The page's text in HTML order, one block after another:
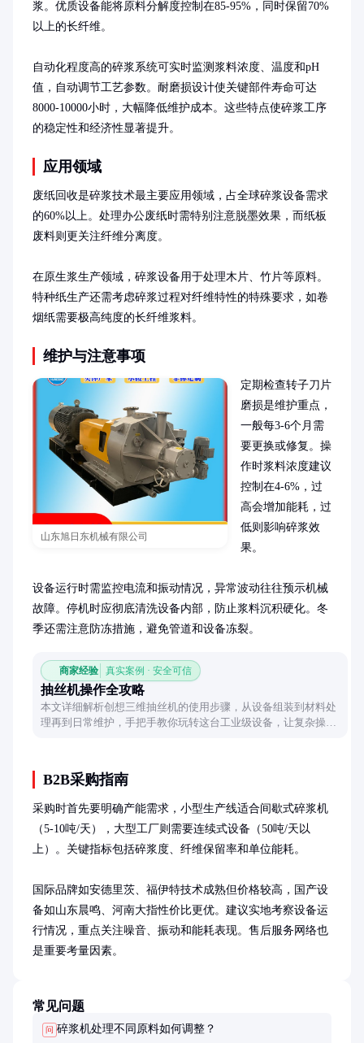
浆。优质设备能将原料分解度控制在85-95%，同时保留70%
以上的长纤维。
自动化程度高的碎浆系统可实时监测浆料浓度、温度和pH
值，自动调节工艺参数。耐磨损设计使关键部件寿命可达
8000-10000小时，大幅降低维护成本。这些特点使碎浆工序
的稳定性和经济性显著提升。
应用领域
废纸回收是碎浆技术最主要应用领域，占全球碎浆设备需求
的60%以上。处理办公废纸时需特别注意脱墨效果，而纸板
废料则更关注纤维分离度。
在原生浆生产领域，碎浆设备用于处理木片、竹片等原料。
特种纸生产还需考虑碎浆过程对纤维特性的特殊要求，如卷
烟纸需要极高纯度的长纤维浆料。
维护与注意事项
山东旭日东机械有限公司
定期检查转子刀片
磨损是维护重点，
一般每3-6个月需
要更换或修复。操
作时浆料浓度建议
控制在4-6%，过
高会增加能耗，过
低则影响碎浆效
果。
设备运行时需监控电流和振动情况，异常波动往往预示机械
故障。停机时应彻底清洗设备内部，防止浆料沉积硬化。冬
季还需注意防冻措施，避免管道和设备冻裂。
商家经验 真实案例 · 安全可信
抽丝机操作全攻略
本文详细解析创想三维抽丝机的使用步骤，从设备组装到材料处
理再到日常维护，手把手教你玩转这台工业级设备，让复杂操作
B2B采购指南
采购时首先要明确产能需求，小型生产线适合间歇式碎浆机
（5-10吨/天），大型工厂则需要连续式设备（50吨/天以
上）。关键指标包括碎浆度、纤维保留率和单位能耗。
国际品牌如安德里茨、福伊特技术成熟但价格较高，国产设
备如山东晨鸣、河南大指性价比更优。建议实地考察设备运
行情况，重点关注噪音、振动和能耗表现。售后服务网络也
是重要考量因素。
常见问题
问 碎浆机处理不同原料如何调整？